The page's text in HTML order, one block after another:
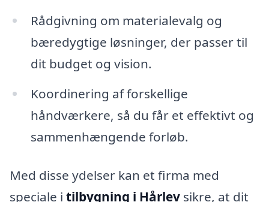
Rådgivning om materialevalg og
bæredygtige løsninger, der passer til
dit budget og vision.
Koordinering af forskellige
håndværkere, så du får et effektivt og
sammenhængende forløb.
Med disse ydelser kan et firma med
speciale i tilbygning i Hårlev sikre, at dit